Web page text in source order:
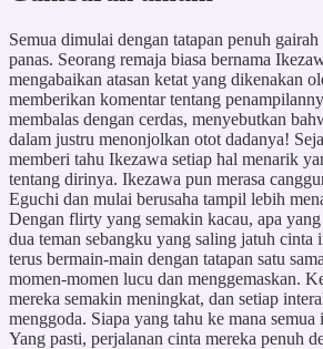
Semua dimulai dengan tatapan penuh
panas. Seorang remaja biasa bernama
mengabaikan atasan ketat yang dikenakan
memberikan komentar tentang
membalas dengan cerdas, menyebutkan
dalam justru menonjolkan otot dadanya!
memberi tahu Ikezawa setiap hal menarik
tentang dirinya. Ikezawa pun merasa
Eguchi dan mulai berusaha tampil lebih
Dengan flirty yang semakin kacau, apa
dua teman sebangku yang saling jatuh cinta
terus bermain-main dengan tatapan satu
momen-momen lucu dan menggemaskan.
mereka semakin meningkat, dan setiap
menggoda. Siapa yang tahu ke mana
Yang pasti, perjalanan cinta mereka penuh